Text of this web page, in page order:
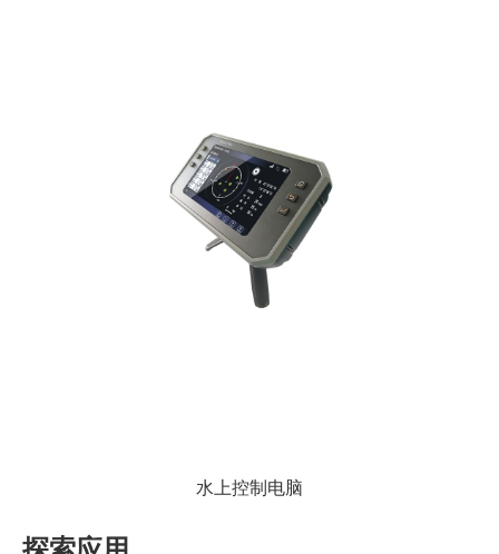
水上控制电脑